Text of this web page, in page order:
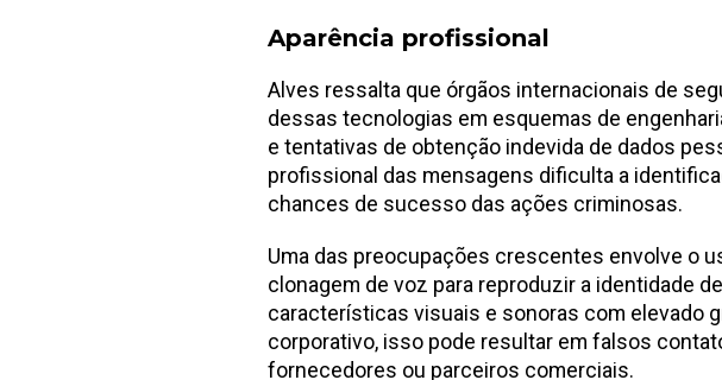
Aparência profissional
Alves ressalta que órgãos internacionais de
dessas tecnologias em esquemas de
e tentativas de obtenção indevida de dados
profissional das mensagens dificulta a
chances de sucesso das ações criminosas.
Uma das preocupações crescentes envolve o
clonagem de voz para reproduzir a identidade
características visuais e sonoras com elevado
corporativo, isso pode resultar em falsos
fornecedores ou parceiros comerciais.